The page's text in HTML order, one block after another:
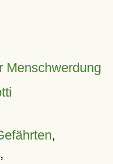
Menschwerdung
,
,